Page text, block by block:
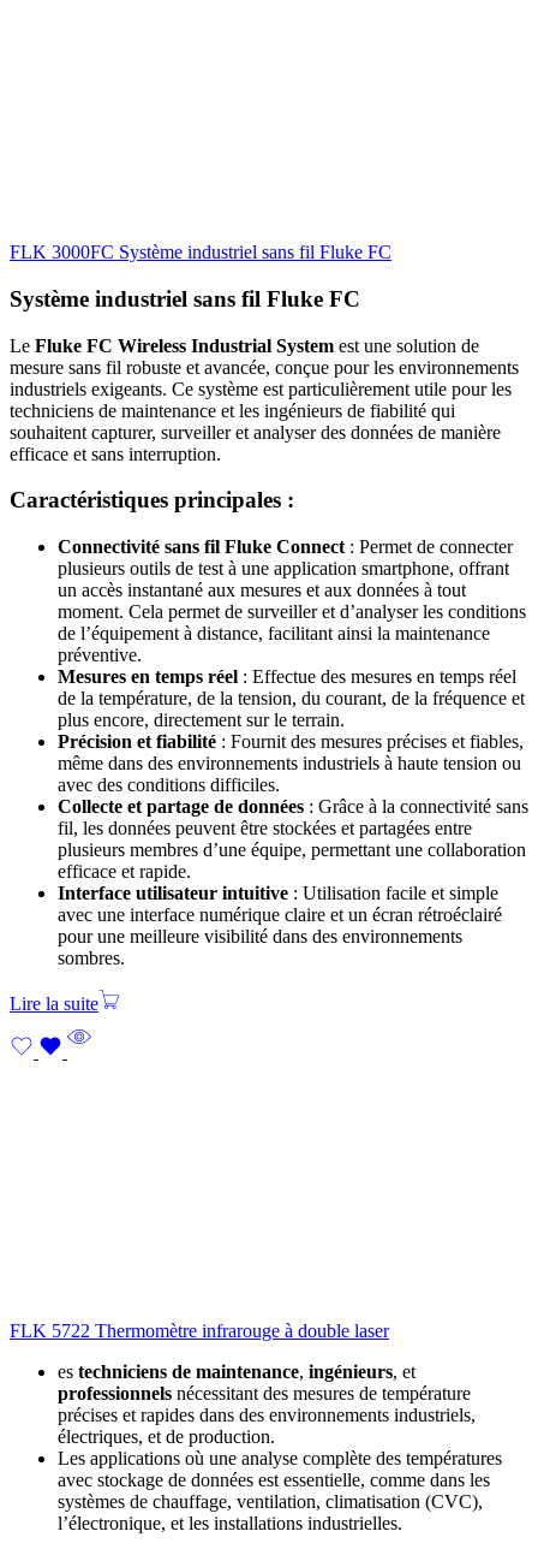
FLK 3000FC Système industriel sans fil Fluke FC
Système industriel sans fil Fluke FC
Le Fluke FC Wireless Industrial System est une solution de
mesure sans fil robuste et avancée, conçue pour les environnements
industriels exigeants. Ce système est particulièrement utile pour les
techniciens de maintenance et les ingénieurs de fiabilité qui
souhaitent capturer, surveiller et analyser des données de manière
efficace et sans interruption.
Caractéristiques principales :
Connectivité sans fil Fluke Connect : Permet de connecter
plusieurs outils de test à une application smartphone, offrant
un accès instantané aux mesures et aux données à tout
moment. Cela permet de surveiller et d’analyser les conditions
de l’équipement à distance, facilitant ainsi la maintenance
préventive.
Mesures en temps réel : Effectue des mesures en temps réel
de la température, de la tension, du courant, de la fréquence et
plus encore, directement sur le terrain.
Précision et fiabilité : Fournit des mesures précises et fiables,
même dans des environnements industriels à haute tension ou
avec des conditions difficiles.
Collecte et partage de données : Grâce à la connectivité sans
fil, les données peuvent être stockées et partagées entre
plusieurs membres d’une équipe, permettant une collaboration
efficace et rapide.
Interface utilisateur intuitive : Utilisation facile et simple
avec une interface numérique claire et un écran rétroéclairé
pour une meilleure visibilité dans des environnements
sombres.
Lire la suite
FLK 5722 Thermomètre infrarouge à double laser
es techniciens de maintenance, ingénieurs, et
professionnels nécessitant des mesures de température
précises et rapides dans des environnements industriels,
électriques, et de production.
Les applications où une analyse complète des températures
avec stockage de données est essentielle, comme dans les
systèmes de chauffage, ventilation, climatisation (CVC),
l’électronique, et les installations industrielles.